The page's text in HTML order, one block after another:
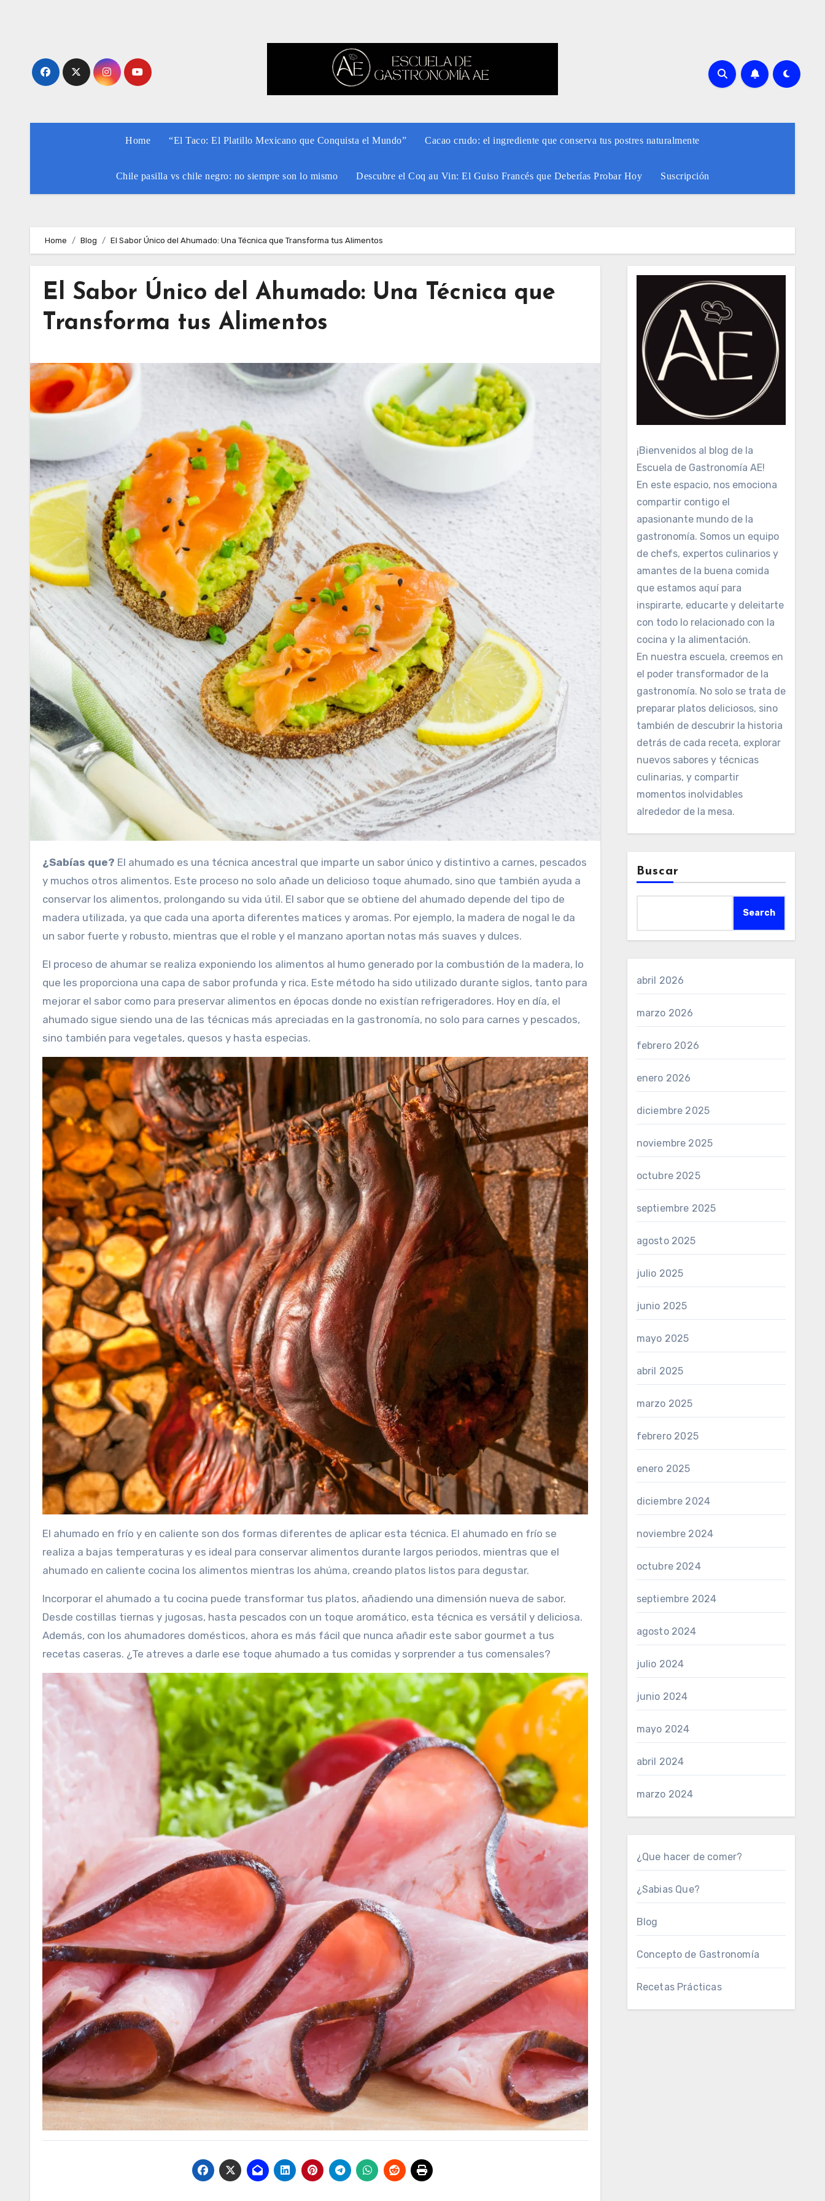
Home “El Taco: El Platillo Mexicano que Conquista el Mundo” Cacao crudo: el ingrediente que conserva tus postres naturalmente
Chile pasilla vs chile negro: no siempre son lo mismo Descubre el Coq au Vin: El Guiso Francés que Deberías Probar Hoy Suscripción
Home Blog El Sabor Único del Ahumado: Una Técnica que Transforma tus Alimentos
El Sabor Único del Ahumado: Una Técnica que
Transforma tus Alimentos
¿Sabías que? El ahumado es una técnica ancestral que imparte un sabor único y distintivo a carnes, pescados
y muchos otros alimentos. Este proceso no solo añade un delicioso toque ahumado, sino que también ayuda a
conservar los alimentos, prolongando su vida útil. El sabor que se obtiene del ahumado depende del tipo de
madera utilizada, ya que cada una aporta diferentes matices y aromas. Por ejemplo, la madera de nogal le da
un sabor fuerte y robusto, mientras que el roble y el manzano aportan notas más suaves y dulces.
El proceso de ahumar se realiza exponiendo los alimentos al humo generado por la combustión de la madera, lo
que les proporciona una capa de sabor profunda y rica. Este método ha sido utilizado durante siglos, tanto para
mejorar el sabor como para preservar alimentos en épocas donde no existían refrigeradores. Hoy en día, el
ahumado sigue siendo una de las técnicas más apreciadas en la gastronomía, no solo para carnes y pescados,
sino también para vegetales, quesos y hasta especias.
El ahumado en frío y en caliente son dos formas diferentes de aplicar esta técnica. El ahumado en frío se
realiza a bajas temperaturas y es ideal para conservar alimentos durante largos periodos, mientras que el
ahumado en caliente cocina los alimentos mientras los ahúma, creando platos listos para degustar.
Incorporar el ahumado a tu cocina puede transformar tus platos, añadiendo una dimensión nueva de sabor.
Desde costillas tiernas y jugosas, hasta pescados con un toque aromático, esta técnica es versátil y deliciosa.
Además, con los ahumadores domésticos, ahora es más fácil que nunca añadir este sabor gourmet a tus
recetas caseras. ¿Te atreves a darle ese toque ahumado a tus comidas y sorprender a tus comensales?
¡Bienvenidos al blog de la
Escuela de Gastronomía AE!
En este espacio, nos emociona
compartir contigo el
apasionante mundo de la
gastronomía. Somos un equipo
de chefs, expertos culinarios y
amantes de la buena comida
que estamos aquí para
inspirarte, educarte y deleitarte
con todo lo relacionado con la
cocina y la alimentación.
En nuestra escuela, creemos en
el poder transformador de la
gastronomía. No solo se trata de
preparar platos deliciosos, sino
también de descubrir la historia
detrás de cada receta, explorar
nuevos sabores y técnicas
culinarias, y compartir
momentos inolvidables
alrededor de la mesa.
Buscar
Search
abril 2026
marzo 2026
febrero 2026
enero 2026
diciembre 2025
noviembre 2025
octubre 2025
septiembre 2025
agosto 2025
julio 2025
junio 2025
mayo 2025
abril 2025
marzo 2025
febrero 2025
enero 2025
diciembre 2024
noviembre 2024
octubre 2024
septiembre 2024
agosto 2024
julio 2024
junio 2024
mayo 2024
abril 2024
marzo 2024
¿Que hacer de comer?
¿Sabias Que?
Blog
Concepto de Gastronomía
Recetas Prácticas